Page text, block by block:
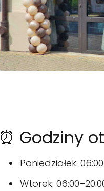
⏰ Godziny
Poniedziałek:
Wtorek: